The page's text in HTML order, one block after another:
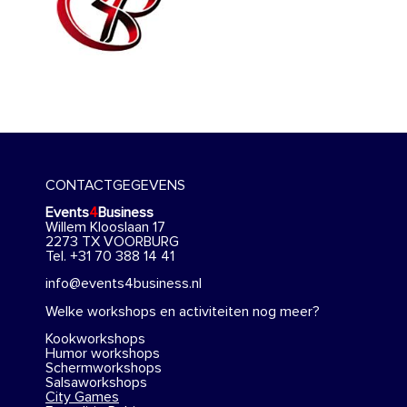
CONTACTGEGEVENS
Events4Business
Willem Klooslaan 17
2273 TX VOORBURG
Tel. +31 70 388 14 41
info@events4business.nl
Welke workshops en activiteiten nog meer?
Kookworkshops
Humor workshops
Schermworkshops
Salsaworkshops
City Games